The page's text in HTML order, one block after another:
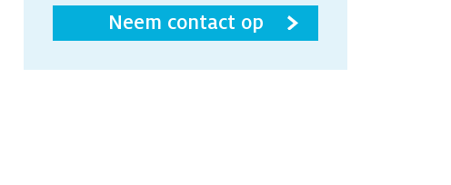
Neem contact op